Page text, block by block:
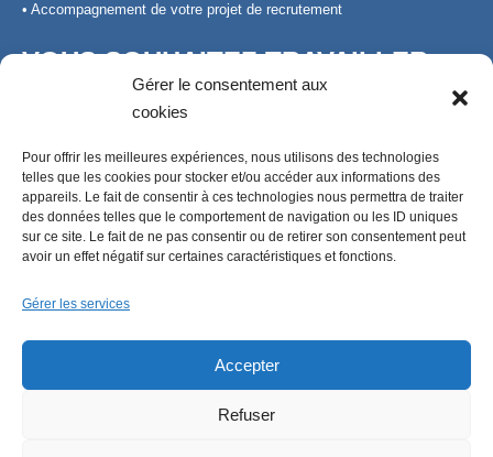
Gérer le consentement aux
cookies
Pour offrir les meilleures expériences, nous utilisons des technologies
telles que les cookies pour stocker et/ou accéder aux informations des
appareils. Le fait de consentir à ces technologies nous permettra de traiter
des données telles que le comportement de navigation ou les ID uniques
sur ce site. Le fait de ne pas consentir ou de retirer son consentement peut
avoir un effet négatif sur certaines caractéristiques et fonctions.
Gérer les services
Accepter
Refuser
• Accompagnement de votre projet de recrutement
VOUS SOUHAITEZ TRAVAILLER
AVEC NOUS
NOUS CONTACTER
Espace Georges Caburet
10 Rue des Écoles
25400 Exincourt
contact@travaillons-ensemble.fr